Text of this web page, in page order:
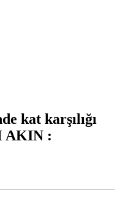
kat karşılığı
AKIN :